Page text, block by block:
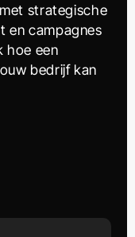
strategische
en campagnes
hoe een
bedrijf kan